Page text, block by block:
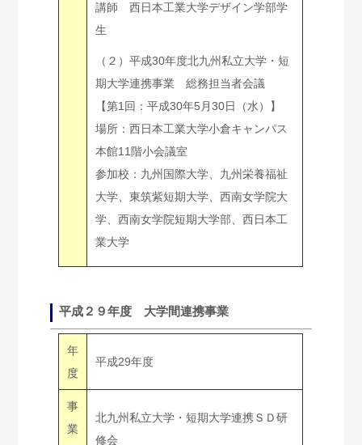
講師 西日本工業大学デザイン学部学
生
（２）平成30年度北九州私立大学・短
期大学連携事業 総務担当者会議
【第1回：平成30年5月30日（水）】
場所：西日本工業大学小倉キャンパス
本館11階小会議室
参加校：九州国際大学、九州栄養福祉
大学、東筑紫短期大学、西南女学院大
学、西南女学院短期大学部、西日本工
業大学
平成２９年度 大学間連携事業
年
度
平成29年度
事
業
北九州私立大学・短期大学連携ＳＤ研
修会